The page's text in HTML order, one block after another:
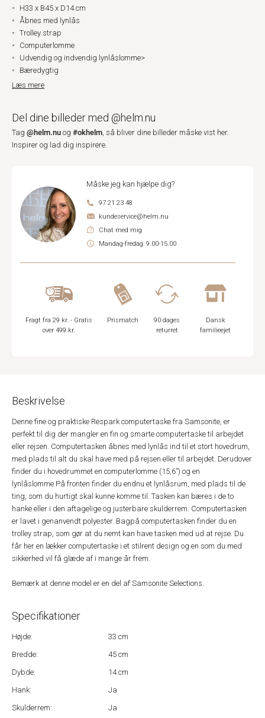
H33 x B45 x D14 cm
Åbnes med lynlås
Trolley strap
Computerlomme
Udvendig og indvendig lynlåslomme>
Bæredygtig
Læs mere
Del dine billeder med @helm.nu
Tag @helm.nu og #okhelm, så bliver dine billeder måske vist her.
Inspirer og lad dig inspirere.
Måske jeg kan hjælpe dig?
97 21 23 48
kundeservice@helm.nu
Chat med mig
Mandag-fredag: 9.00-15.00
Fragt fra 29 kr. - Gratis
over 499 kr.
Prismatch
90 dages
returret
Dansk
familieejet
Beskrivelse
Denne fine og praktiske Respark computertaske fra Samsonite, er
perfekt til dig der mangler en fin og smarte computertaske til arbejdet
eller rejsen. Computertasken åbnes med lynlås ind til et stort hovedrum,
med plads til alt du skal have med på rejsen eller til arbejdet. Derudover
finder du i hovedrummet en computerlomme (15,6”) og en
lynlåslomme.På fronten finder du endnu et lynlåsrum, med plads til de
ting, som du hurtigt skal kunne komme til. Tasken kan bæres i de to
hanke eller i den aftagelige og justerbare skulderrem. Computertasken
er lavet i genanvendt polyester. Bagpå computertasken finder du en
trolley strap, som gør at du nemt kan have tasken med ud at rejse. Du
får her en lækker computertaske i et stilrent design og en som du med
sikkerhed vil få glæde af i mange år frem.
Bemærk at denne model er en del af Samsonite Selections.
Specifikationer
Højde:
33 cm
Bredde:
45 cm
Dybde:
14 cm
Hank:
Ja
Skulderrem:
Ja